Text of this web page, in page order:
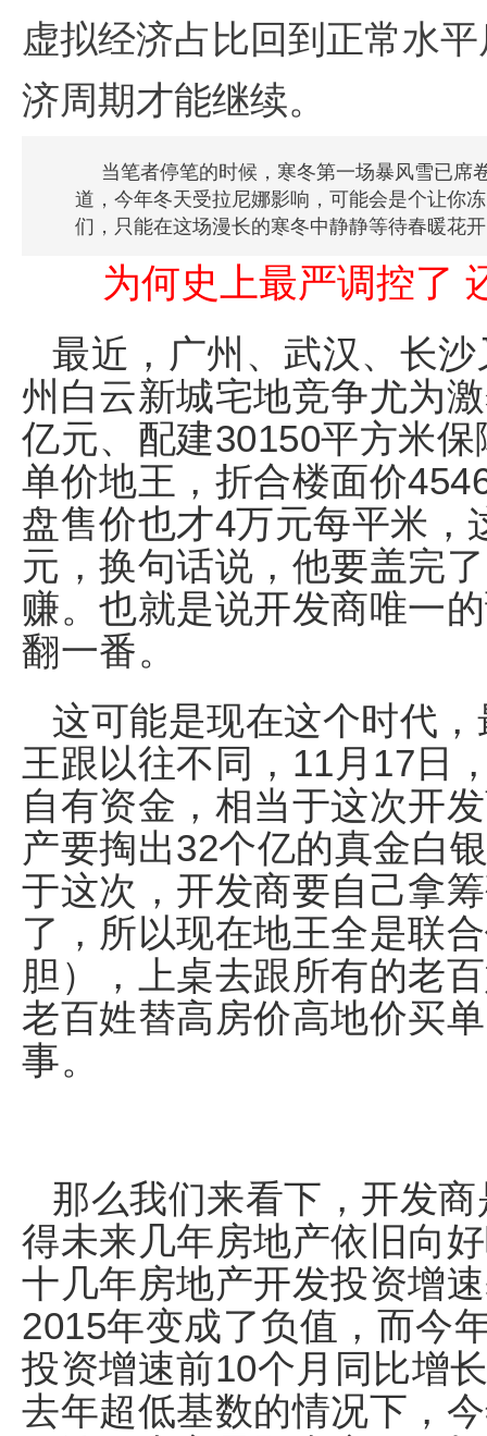
虚拟经济占比回到正常水
济周期才能继续。
当笔者停笔的时候，寒冬第一场暴风雪已席
道，今年冬天受拉尼娜影响，可能会是个让你
们，只能在这场漫长的寒冬中静静等待春暖花
为何史上最严调控了
最近，广州、武汉、长
州白云新城宅地竞争尤为
亿元、配建30150平方米
单价地王，折合楼面价
盘售价也才4万元每平米，
元，换句话说，他要盖完
赚。也就是说开发商唯一
翻一番。
这可能是现在这个时代
王跟以往不同，11月17日
自有资金，相当于这次开
产要掏出32个亿的真金白
于这次，开发商要自己拿
了，所以现在地王全是联
胆），上桌去跟所有的老
老百姓替高房价高地价买
事。
那么我们来看下，开发
得未来几年房地产依旧向
十几年房地产开发投资增
2015年变成了负值，而今
投资增速前10个月同比增
去年超低基数的情况下，